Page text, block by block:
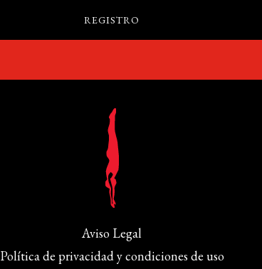
Aviso Legal
Política de privacidad y condiciones de uso